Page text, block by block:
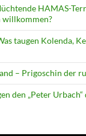
HAMAS-
willkommen?
taugen Kolenda,
– Prigoschin der
den „Peter Urbach“